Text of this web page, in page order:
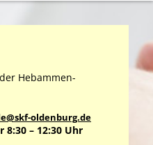
Hebammen-
oldenburg.de
8:30 – 12:30 Uhr